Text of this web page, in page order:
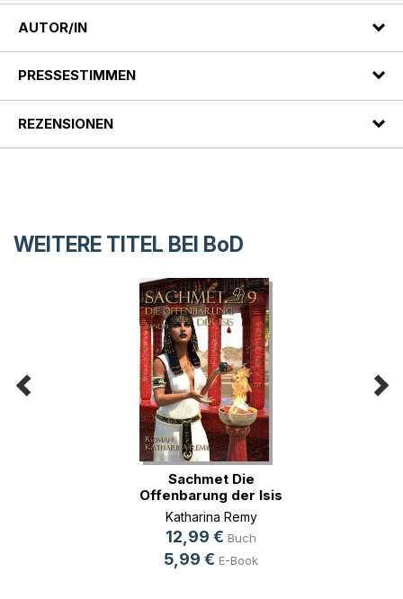
AUTOR/IN
PRESSESTIMMEN
REZENSIONEN
WEITERE TITEL BEI BoD
Sachmet Die
Offenbarung der Isis
Katharina Remy
12,99 € Buch
5,99 € E-Book